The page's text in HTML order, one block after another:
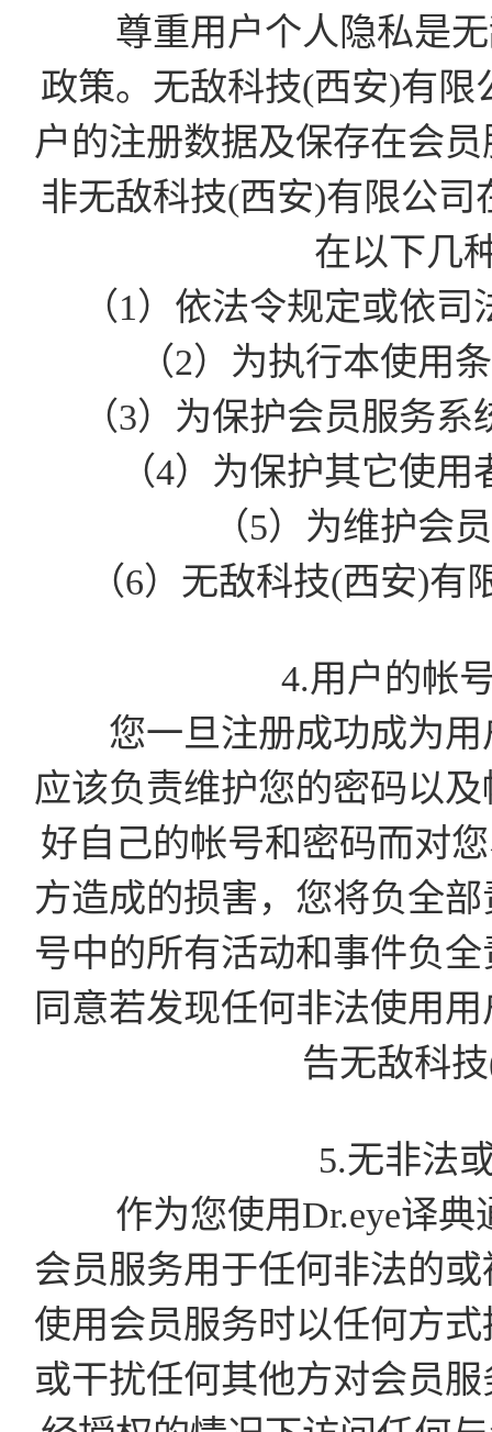
尊重用户个人隐私是无
政策。无敌科技(西安)有
户的注册数据及保存在会
非无敌科技(西安)有限公
在以下几
（1）依法令规定或依
（2）为执行本使用
（3）为保护会员服务
（4）为保护其它使
（5）为维护会
（6）无敌科技(西安)
4.用户的帐
您一旦注册成功成为用
应该负责维护您的密码以
好自己的帐号和密码而对
方造成的损害，您将负全
号中的所有活动和事件负
同意若发现任何非法使用
告无敌科
5.无非法
作为您使用Dr.eye译典
会员服务用于任何非法的
使用会员服务时以任何方
或干扰任何其他方对会员